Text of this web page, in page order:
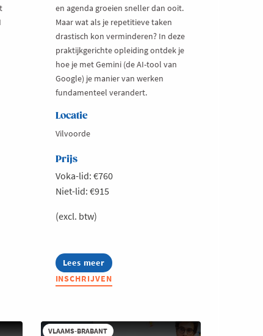
en agenda groeien sneller dan ooit.
Maar wat als je repetitieve taken
drastisch kon verminderen? In deze
praktijkgerichte opleiding ontdek je
hoe je met Gemini (de AI-tool van
Google) je manier van werken
fundamenteel verandert.
Locatie
Vilvoorde
Prijs
Voka-lid: €760
Niet-lid: €915
(excl. btw)
Lees meer
about
Boost
je
(Google)
INSCHRIJVEN
VLAAMS-BRABANT